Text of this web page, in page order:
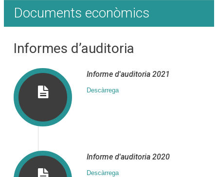
Documents econòmics
Informes d’auditoria
Informe d′auditoria 2021
Descàrrega
Informe d′auditoria 2020
Descàrrega